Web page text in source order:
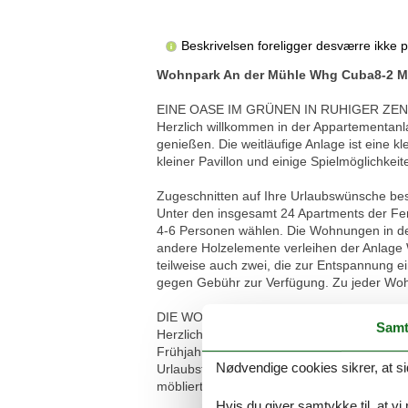
Beskrivelsen foreligger desværre ikke
Wohnpark An der Mühle Whg Cuba8-2
EINE OASE IM GRÜNEN IN RUHIGER
Herzlich willkommen in der
genießen. Die weitläufige Anlage ist eine
kleiner Pavillon und einige
Zugeschnitten auf Ihre Urlaubswünsche
Unter den insgesamt 24 Apartments der
4-6 Personen wählen. Die Wohnungen in
andere Holzelemente verleihen der
teilweise auch zwei, die zur Entspannung
gegen Gebühr zur Verfügung. Zu jeder
DIE WOHNUNG MÜHLENFALTER: 3-
Herzlich willkommen in der Wohnung
Frühjahr 2024 komplett neun renoviert
Urlaubstage genießen. Es empfangen Sie
möblierte Süd-Terrasse, die einmal
Nødvendige cookies sikrer, at